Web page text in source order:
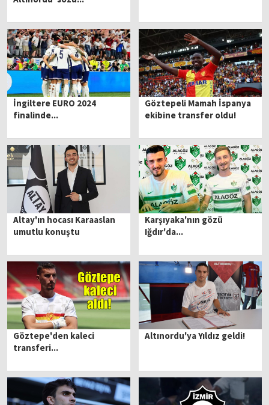
İngiltere EURO 2024
finalinde...
Göztepeli Mamah İspanya
ekibine transfer oldu!
Altay'ın hocası Karaaslan
umutlu konuştu
Karşıyaka'nın gözü
Iğdır'da...
Göztepe'den kaleci
transferi...
Altınordu'ya Yıldız geldi!